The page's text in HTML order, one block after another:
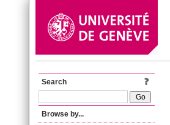
Search
Browse by...